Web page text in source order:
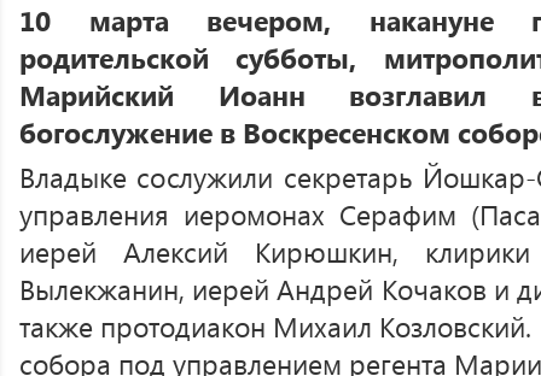
10 марта вечером, накануне
родительской субботы,
Марийский Иоанн возглавил
богослужение в Воскресенском
Владыке сослужили секретарь
управления иеромонах Серафим
иерей Алексий Кирюшкин,
Вылекжанин, иерей Андрей Кочаков и
также протодиакон Михаил
собора под управлением регента